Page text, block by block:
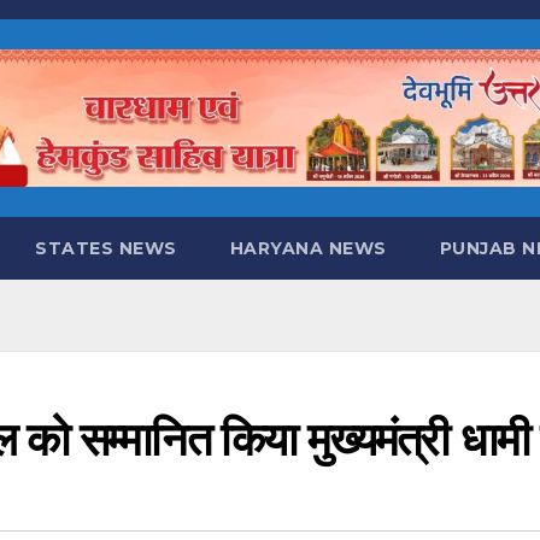
STATES NEWS HARYANA NEWS PUNJAB
को सम्मानित किया मुख्यमंत्री